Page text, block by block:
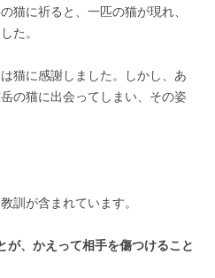
猫に祈ると、一匹の猫が現れ、
た。
猫に感謝しました。しかし、あ
の猫に出会ってしまい、その姿
訓が含まれています。
が、かえって相手を傷つけること